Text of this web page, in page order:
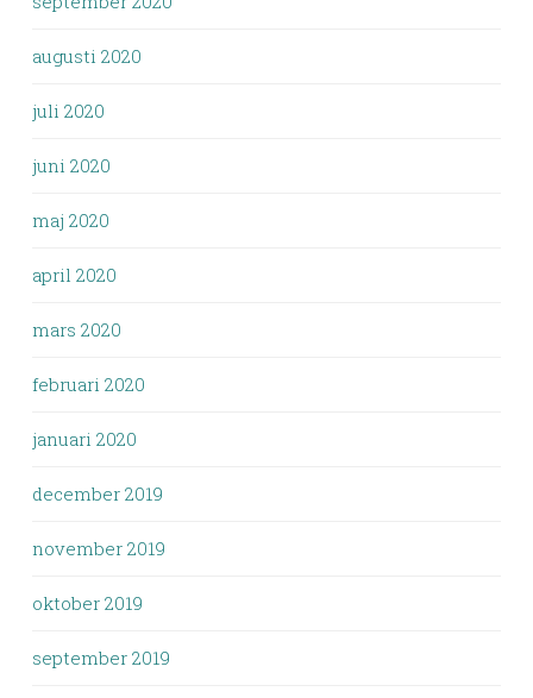
augusti 2020
juli 2020
juni 2020
maj 2020
april 2020
mars 2020
februari 2020
januari 2020
december 2019
november 2019
oktober 2019
september 2019